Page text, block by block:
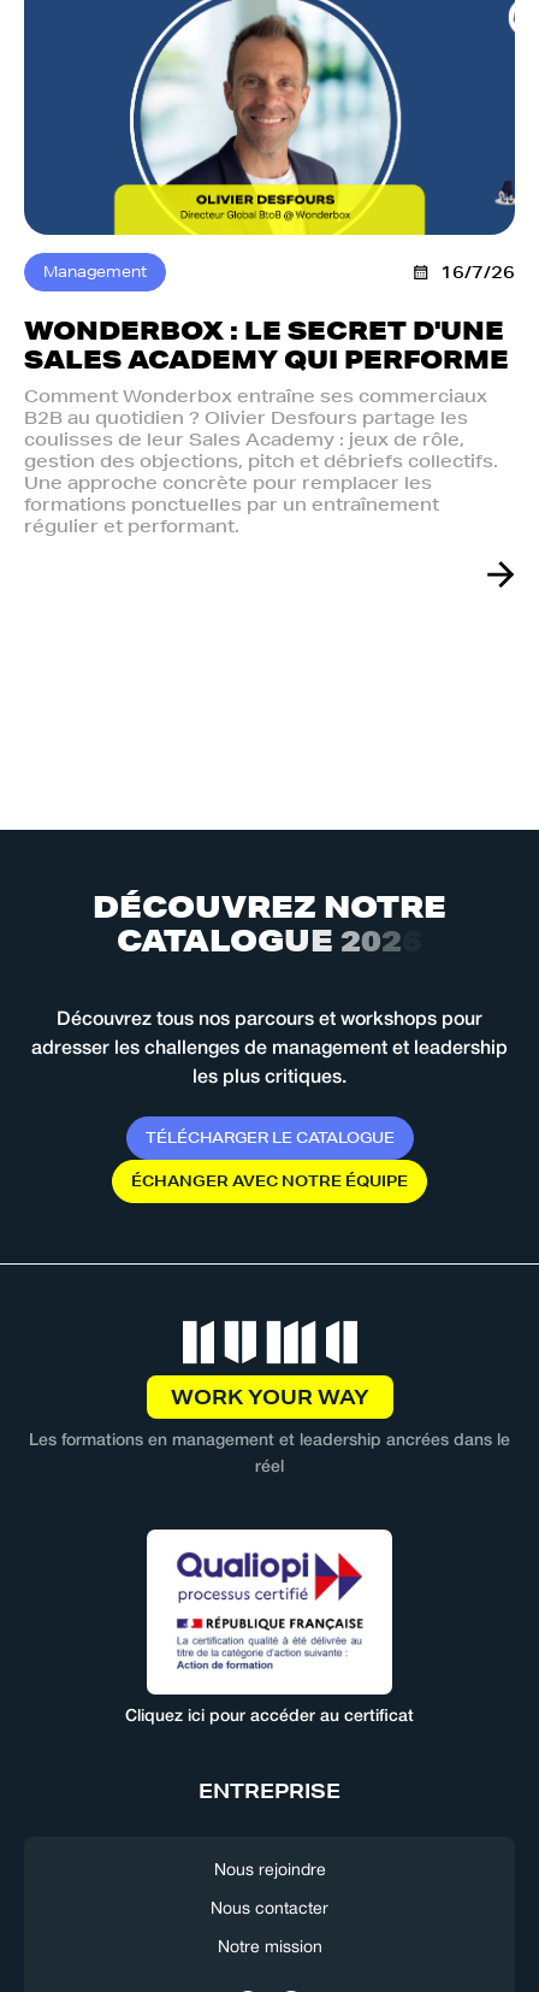
Management 16/7/26
WONDERBOX : LE SECRET D'UNE
SALES ACADEMY QUI PERFORME
Comment Wonderbox entraîne ses commerciaux
B2B au quotidien ? Olivier Desfours partage les
coulisses de leur Sales Academy : jeux de rôle,
gestion des objections, pitch et débriefs collectifs.
Une approche concrète pour remplacer les
formations ponctuelles par un entraînement
régulier et performant.
DÉCOUVREZ NOTRE
CATALOGUE 202
Découvrez tous nos parcours et workshops pour
adresser les challenges de management et leadership
les plus critiques.
TÉLÉCHARGER LE CATALOGUE
ÉCHANGERAVEC NOTRE ÉQUIPE
WORK YOUR WAY
Les formations en management et leadership ancrées dans le
réel
Cliquez ici pour accéder au certificat
ENTREPRISE
Nous rejoindre
Nous contacter
Notre mission